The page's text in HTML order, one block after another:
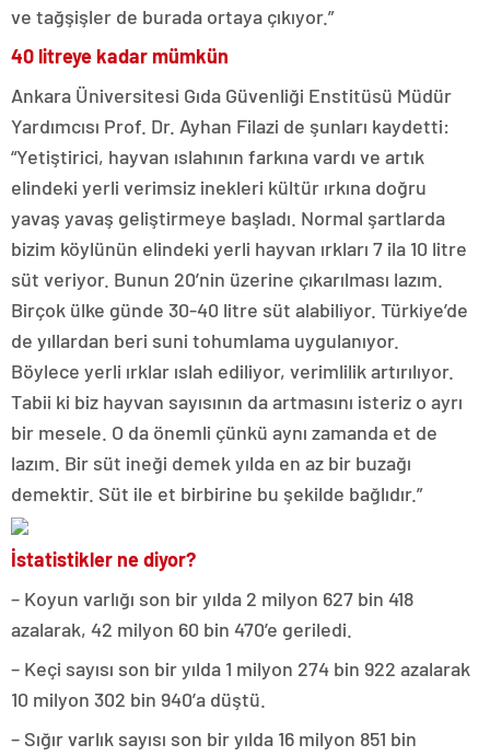
ve tağşişler de burada ortaya çıkıyor.”
40 litreye kadar mümkün
Ankara Üniversitesi Gıda Güvenliği Enstitüsü Müdür
Yardımcısı Prof. Dr. Ayhan Filazi de şunları kaydetti:
“Yetiştirici, hayvan ıslahının farkına vardı ve artık
elindeki yerli verimsiz inekleri kültür ırkına doğru
yavaş yavaş geliştirmeye başladı. Normal şartlarda
bizim köylünün elindeki yerli hayvan ırkları 7 ila 10 litre
süt veriyor. Bunun 20’nin üzerine çıkarılması lazım.
Birçok ülke günde 30-40 litre süt alabiliyor. Türkiye’de
de yıllardan beri suni tohumlama uygulanıyor.
Böylece yerli ırklar ıslah ediliyor, verimlilik artırılıyor.
Tabii ki biz hayvan sayısının da artmasını isteriz o ayrı
bir mesele. O da önemli çünkü aynı zamanda et de
lazım. Bir süt ineği demek yılda en az bir buzağı
demektir. Süt ile et birbirine bu şekilde bağlıdır.”
İstatistikler ne diyor?
– Koyun varlığı son bir yılda 2 milyon 627 bin 418
azalarak, 42 milyon 60 bin 470’e geriledi.
– Keçi sayısı son bir yılda 1 milyon 274 bin 922 azalarak
10 milyon 302 bin 940’a düştü.
– Sığır varlık sayısı son bir yılda 16 milyon 851 bin